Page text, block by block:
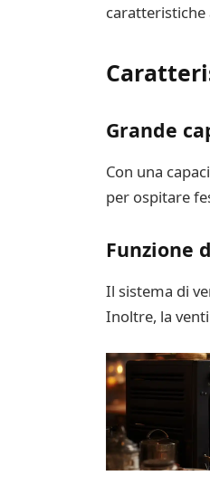
caratteristiche
Grande
Con una
per ospitare
Funzione
Il sistema di
Inoltre, la